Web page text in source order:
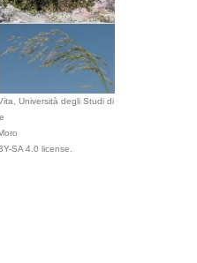
Università degli Studi di
SA 4.0 license.